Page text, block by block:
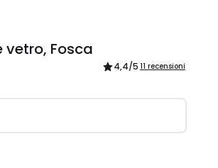
Fosca
4,4/5 11 recensioni